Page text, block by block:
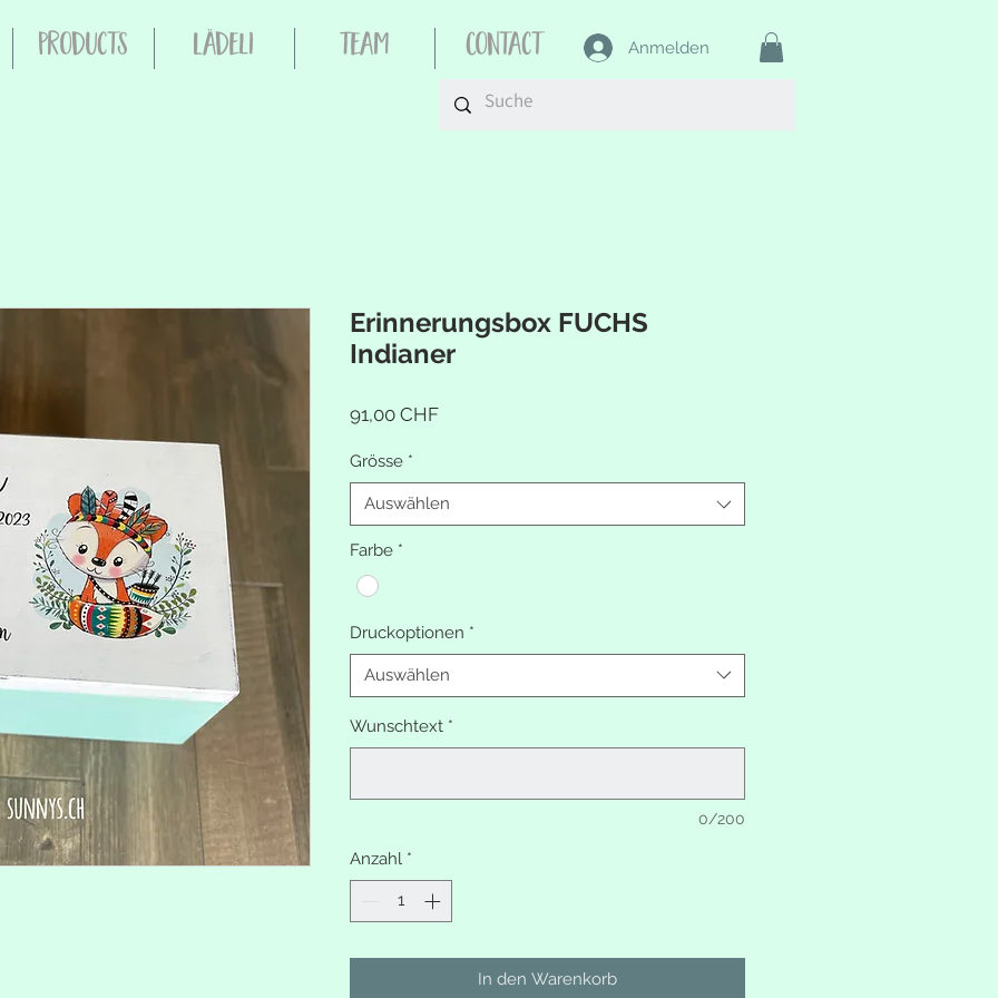
Products Lädeli Team Contact Anmelden
Erinnerungsbox FUCHS
Indianer
91,00 CHFPreis
Grösse *
Auswählen
Farbe *
Druckoptionen *
Auswählen
Wunschtext *
0/200
Anzahl *
In den Warenkorb